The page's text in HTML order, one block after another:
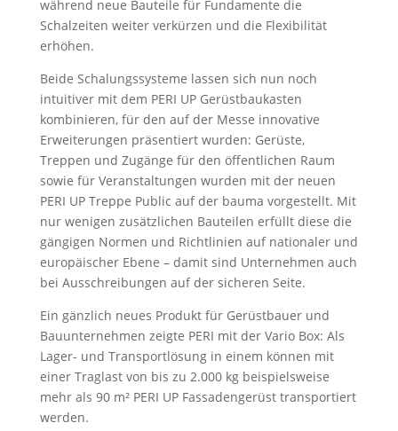
während neue Bauteile für Fundamente die
Schalzeiten weiter verkürzen und die Flexibilität
erhöhen.
Beide Schalungssysteme lassen sich nun noch
intuitiver mit dem PERI UP Gerüstbaukasten
kombinieren, für den auf der Messe innovative
Erweiterungen präsentiert wurden: Gerüste,
Treppen und Zugänge für den öffentlichen Raum
sowie für Veranstaltungen wurden mit der neuen
PERI UP Treppe Public auf der bauma vorgestellt. Mit
nur wenigen zusätzlichen Bauteilen erfüllt diese die
gängigen Normen und Richtlinien auf nationaler und
europäischer Ebene – damit sind Unternehmen auch
bei Ausschreibungen auf der sicheren Seite.
Ein gänzlich neues Produkt für Gerüstbauer und
Bauunternehmen zeigte PERI mit der Vario Box: Als
Lager- und Transportlösung in einem können mit
einer Traglast von bis zu 2.000 kg beispielsweise
mehr als 90 m² PERI UP Fassadengerüst transportiert
werden.